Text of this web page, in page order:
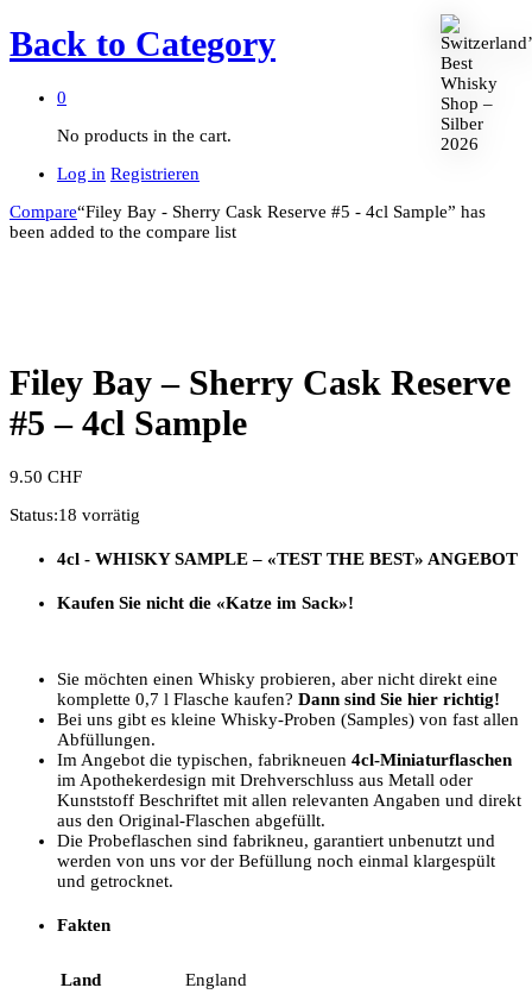
Back to Category
0
No products in the cart.
Log in Registrieren
Compare“Filey Bay - Sherry Cask Reserve #5 - 4cl Sample” has
been added to the compare list
Filey Bay – Sherry Cask Reserve
#5 – 4cl Sample
9.50 CHF
Status:18 vorrätig
4cl - WHISKY SAMPLE – «TEST THE BEST» ANGEBOT
Kaufen Sie nicht die «Katze im Sack»!
Sie möchten einen Whisky probieren, aber nicht direkt eine
komplette 0,7 l Flasche kaufen? Dann sind Sie hier richtig!
Bei uns gibt es kleine Whisky-Proben (Samples) von fast allen
Abfüllungen.
Im Angebot die typischen, fabrikneuen 4cl-Miniaturflaschen
im Apothekerdesign mit Drehverschluss aus Metall oder
Kunststoff Beschriftet mit allen relevanten Angaben und direkt
aus den Original-Flaschen abgefüllt.
Die Probeflaschen sind fabrikneu, garantiert unbenutzt und
werden von uns vor der Befüllung noch einmal klargespült
und getrocknet.
Fakten
Land England